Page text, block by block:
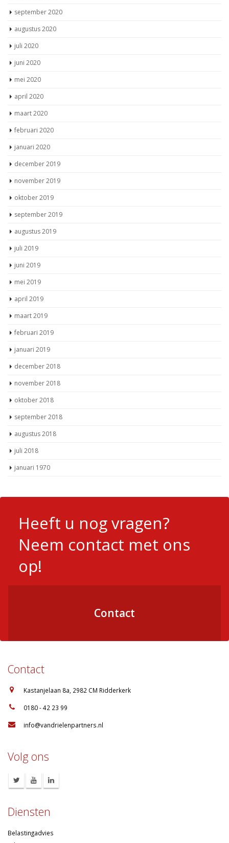
september 2020
augustus 2020
juli 2020
juni 2020
mei 2020
april 2020
maart 2020
februari 2020
januari 2020
december 2019
november 2019
oktober 2019
september 2019
augustus 2019
juli 2019
juni 2019
mei 2019
april 2019
maart 2019
februari 2019
januari 2019
december 2018
november 2018
oktober 2018
september 2018
augustus 2018
juli 2018
januari 1970
Heeft u nog vragen?
Neem contact met ons
op!
Contact
Contact
Kastanjelaan 8a, 2982 CM Ridderkerk
0180 - 42 23 99
info@vandrielenpartners.nl
Volg ons
Diensten
Belastingadvies